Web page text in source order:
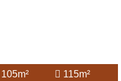
105m² 115m²